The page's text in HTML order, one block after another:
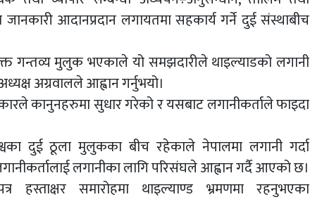
जानकारी आदानप्रदान लगायतमा सहकार्य गर्ने दुई संस्थाबीच
गन्तव्य मुलुक भएकाले यो समझदारीले थाइल्याडको लगानी
अग्रवालले आह्वान गर्नुभयो।
कानुनहरुमा सुधार गरेको र यसबाट लगानीकर्ताले फाइदा
दुई ठूला मुलुकका बीच रहेकाले नेपालमा लगानी गर्दा
लगानीका लागि परिसंघले आह्वान गर्दै आएको छ।
समारोहमा थाइल्याण्ड भ्रमणमा रहनुभएका